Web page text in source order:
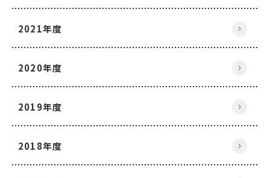
2021年度
2020年度
2019年度
2018年度